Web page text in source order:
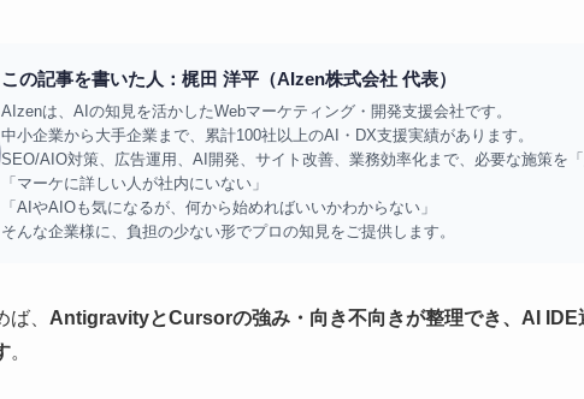
この記事を書いた人：梶田 洋平（AIzen株式会社 代表）
AIzenは、AIの知見を活かしたWebマーケティング・開発支援会社です。
中小企業から大手企業まで、累計100社以上のAI・DX支援実績があります。
SEO/AIO対策、広告運用、AI開発、サイト改善、業務効率化まで、必要な施策を「
「マーケに詳しい人が社内にいない」
「AIやAIOも気になるが、何から始めればいいかわからない」
そんな企業様に、負担の少ない形でプロの知見をご提供します。
、 AntigravityとCursorの強み・向き不向きが整理でき、AI IDE
。